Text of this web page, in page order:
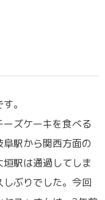
。
ズケーキを食べる
駅から関西方面の
駅は通過してしま
ぶりでした。今回